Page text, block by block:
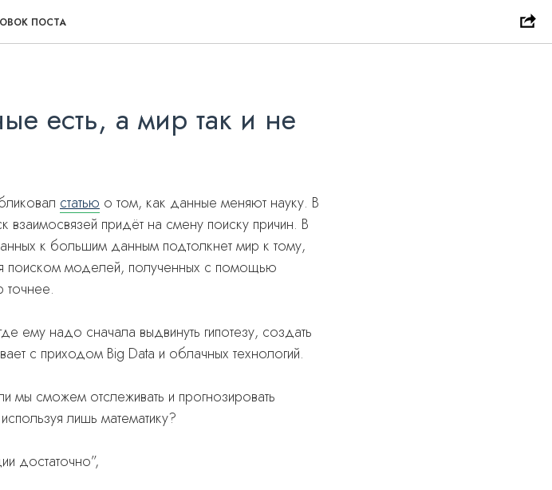
ПОСТА
есть, а мир так и не
статью о том, как данные меняют науку. В
взаимосвязей придёт на смену поиску причин. В
к большим данным подтолкнет мир к тому,
поиском моделей, полученных с помощью
точнее.
ему надо сначала выдвинуть гипотезу, создать
с приходом Big Data и облачных технологий.
мы сможем отслеживать и прогнозировать
лишь математику?
достаточно”,